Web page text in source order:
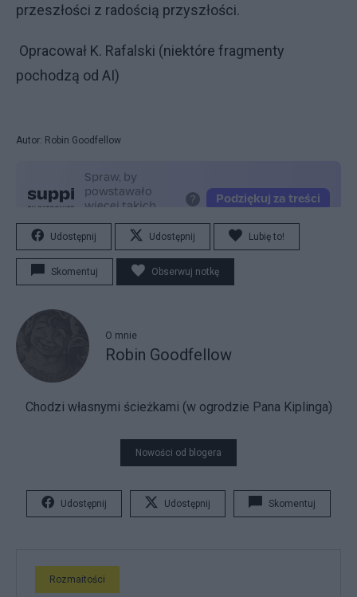
przeszłości z radością przyszłości.
Opracował K. Rafalski (niektóre fragmenty
pochodzą od AI)
Autor: Robin Goodfellow
Udostępnij Udostępnij Lubię to!
Skomentuj Obserwuj notkę
O mnie
Robin Goodfellow
Chodzi własnymi ścieżkami (w ogrodzie Pana Kiplinga)
Nowości od blogera
Udostępnij Udostępnij Skomentuj
Rozmaitości